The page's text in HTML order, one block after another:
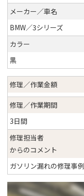
メーカー／車名
BMW／3シリーズ
カラー
黒
修理／作業金額
修理／作業期間
3日間
修理担当者
からのコメント
ガソリン漏れの修理事